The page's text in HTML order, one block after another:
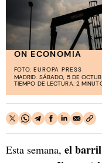
ON ECONOMIA
FOTO: EUROPA PRESS
MADRID. SÁBADO, 5 DE
TIEMPO DE LECTURA: 2
Esta semana, el barril